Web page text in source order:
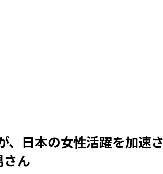
、日本の女性活躍を加速さ
さん